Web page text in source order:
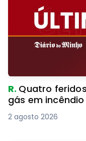
R. Quatro
gás em
2 agosto 2026